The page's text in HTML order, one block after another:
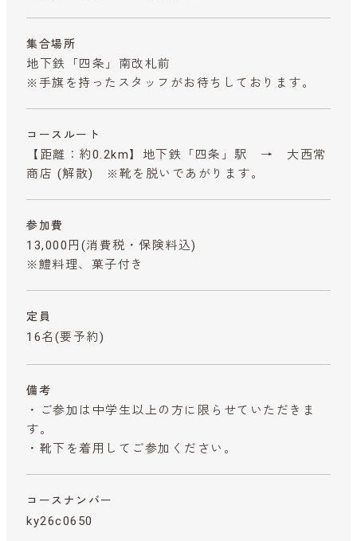
集合場所
地下鉄「四条」南改札前
※手旗を持ったスタッフがお待ちしております。
コースルート
【距離：約0.2km】地下鉄「四条」駅 → 大西常
商店 (解散) ※靴を脱いであがります。
参加費
13,000円 (消費税・保険料込)
※鱧料理、菓子付き
定員
16名(要予約)
備考
・ご参加は中学生以上の方に限らせていただきま
す。
・靴下を着用してご参加ください。
コースナンバー
ky26c0650